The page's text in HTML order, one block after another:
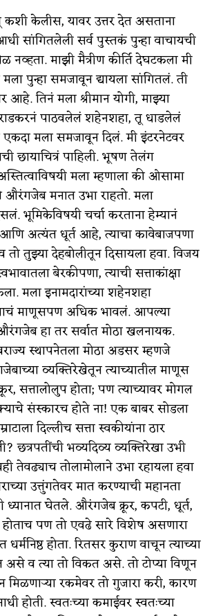
केलीस, यावर उत्तर देत असताना
सांगितलेली सर्व पुस्तकं पुन्हा वाचायची
माझी मैत्रीण कीर्ति देघटकला मी
पुन्हा समजावून द्यायला सांगितलं. ती
आहे. तिनं मला श्रीमान योगी, माझ्या
पाठवलेलं शहेनशहा, तू धाडलेलं
मला समजावून दिलं. मी इंटरनेटवर
छायाचित्रं पाहिली. भूषण तेलंग
मला म्हणाला की ओसामा
औरंगजेब मनात उभा राहतो. मला
भूमिकेविषयी चर्चा करताना हेम्यानं
अत्यंत धूर्त आहे, त्याचा कावेबाजपणा
तुझ्या देहबोलीतून दिसायला हवा. विजय
बेरकीपणा, त्याची सत्ताकांक्षा
मला इनामदारांच्या शहेनशहा
माणूसपण अधिक भावलं. आपल्या
औरंगजेब हा तर सर्वात मोठा खलनायक.
स्थापनेतला मोठा अडसर म्हणजे
व्यक्तिरेखेतून त्याच्यातील माणूस
सत्तालोलुप होता; पण त्याच्यावर मोगल
संस्कारच होते ना! एक बाबर सोडला
दिल्लीच सत्ता स्वकीयांना ठार
छत्रपतींची भव्यदिव्य व्यक्तिरेखा उभी
तेवढ्याच तोलामोलाने उभा रहायला हवा
उत्तुंगतेवर मात करण्याची महानता
ध्यानात घेतले. औरंगजेब क्रूर, कपटी, धूर्त,
होताच पण तो एवढे सारे विशेष असणारा
होता. रितसर कुराण वाचून त्याच्या
असे व त्या तो विकत असे. तो टोप्या विणून
मिळणार्‍या रकमेवर तो गुजारा करी, कारण
होती. स्वतःच्या कमाईवर स्वतःच्या